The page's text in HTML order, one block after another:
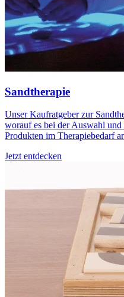
Sandtherapie
Unser Kaufratgeber zur
worauf es bei der Auswahl
Produkten im Therapiebedarf
Jetzt entdecken